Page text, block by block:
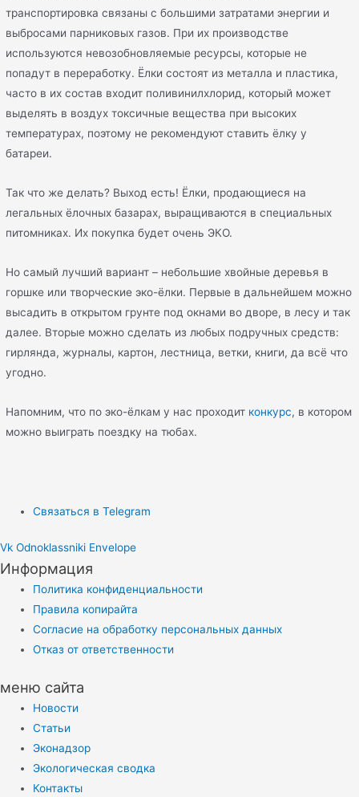
транспортировка связаны с большими затратами энергии и
выбросами парниковых газов. При их производстве
используются невозобновляемые ресурсы, которые не
попадут в переработку. Ёлки состоят из металла и пластика,
часто в их состав входит поливинилхлорид, который может
выделять в воздух токсичные вещества при высоких
температурах, поэтому не рекомендуют ставить ёлку у
батареи.
Так что же делать? Выход есть! Ёлки, продающиеся на
легальных ёлочных базарах, выращиваются в специальных
питомниках. Их покупка будет очень ЭКО.
Но самый лучший вариант – небольшие хвойные деревья в
горшке или творческие эко-ёлки. Первые в дальнейшем можно
высадить в открытом грунте под окнами во дворе, в лесу и так
далее. Вторые можно сделать из любых подручных средств:
гирлянда, журналы, картон, лестница, ветки, книги, да всё что
угодно.
Напомним, что по эко-ёлкам у нас проходит конкурс, в котором
можно выиграть поездку на тюбах.
Связаться в Telegram
Vk Odnoklassniki Envelope
Информация
Политика конфиденциальности
Правила копирайта
Согласие на обработку персональных данных
Отказ от ответственности
меню сайта
Новости
Статьи
Эконадзор
Экологическая сводка
Контакты